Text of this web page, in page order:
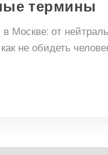
термины
Москве: от
не обидеть